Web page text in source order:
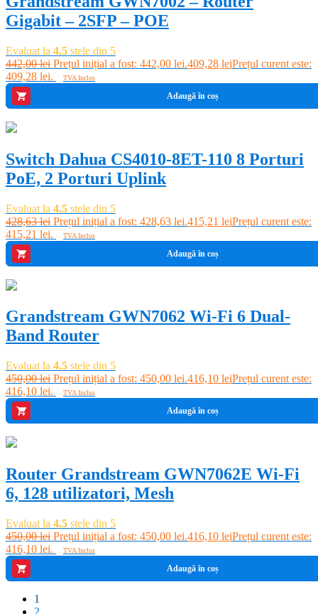
Gigabit – 2SFP – POE
Evaluat la 4.5 stele din 5
442,00lei Prețul inițial a fost: 442,00 lei.409,28 leiPrețul curent este:
409,28 lei.
TVA Inclus
Adaugă în coș
Switch Dahua CS4010-8ET-110 8 Porturi
PoE, 2 Porturi Uplink
Evaluat la 4.5 stele din 5
428,63lei Prețul inițial a fost: 428,63 lei.415,21 leiPrețul curent este:
415,21 lei.
TVA Inclus
Adaugă în coș
Grandstream GWN7062 Wi-Fi 6 Dual-
Band Router
Evaluat la 4.5 stele din 5
450,00lei Prețul inițial a fost: 450,00 lei.416,10 leiPrețul curent este:
416,10 lei.
TVA Inclus
Adaugă în coș
Router Grandstream GWN7062E Wi-Fi
6, 128 utilizatori, Mesh
Evaluat la 4.5 stele din 5
450,00lei Prețul inițial a fost: 450,00 lei.416,10 leiPrețul curent este:
416,10 lei.
TVA Inclus
Adaugă în coș
1